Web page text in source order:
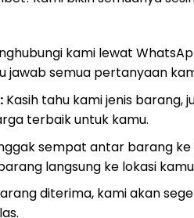
kami lewat
jawab semua pertanyaan
Kasih tahu kami jenis barang,
terbaik untuk kamu.
sempat antar barang
langsung ke lokasi
diterima, kami akan